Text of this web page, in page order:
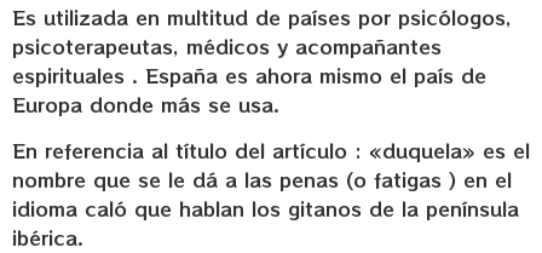
Es utilizada en multitud de países por psicólogos,
psicoterapeutas, médicos y acompañantes
espirituales . España es ahora mismo el país de
Europa donde más se usa.
En referencia al título del artículo : «duquela» es el
nombre que se le dá a las penas (o fatigas ) en el
idioma caló que hablan los gitanos de la península
ibérica.